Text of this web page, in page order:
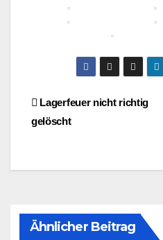
Lagerfeuer nicht richtig
gelöscht
Ähnlicher Beitrag